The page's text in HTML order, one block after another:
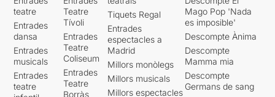
teatre
Entrades
dansa
Entrades
musicals
Entrades
teatre
Teatre
Tívoli
Entrades
Teatre
Coliseum
Entrades
Teatre
Borràs
Tiquets Regal
Entrades
espectacles a
Madrid
Millors monòlegs
Millors musicals
Millors espectacles
Mago Pop 'Nada
es imposible'
Descompte Ànima
Descompte
Mamma mia
Descompte
Germans de sang